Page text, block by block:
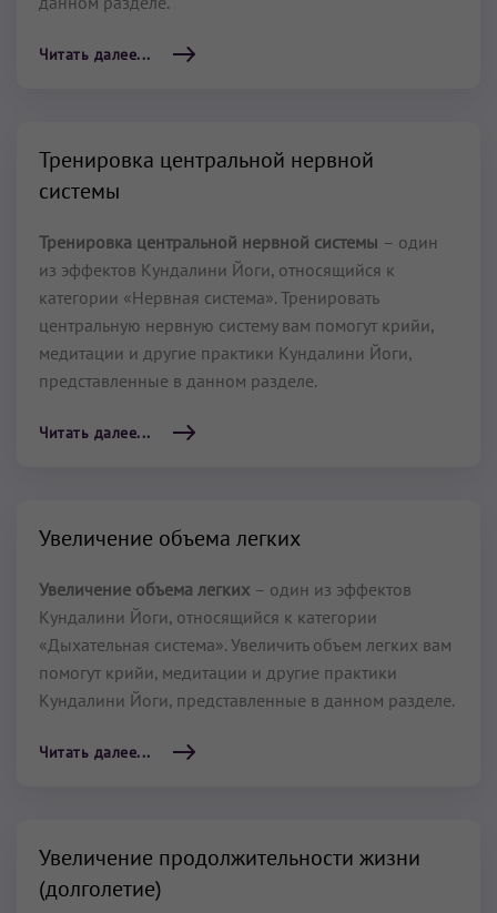
Читать далее...
Тренировка центральной нервной
системы
Тренировка центральной нервной системы – один
из эффектов Кундалини Йоги, относящийся к
категории «Нервная система». Тренировать
центральную нервную систему вам помогут крийи,
медитации и другие практики Кундалини Йоги,
представленные в данном разделе.
Читать далее...
Увеличение объема легких
Увеличение объема легких – один из эффектов
Кундалини Йоги, относящийся к категории
«Дыхательная система». Увеличить объем легких вам
помогут крийи, медитации и другие практики
Кундалини Йоги, представленные в данном разделе.
Читать далее...
Увеличение продолжительности жизни
(долголетие)